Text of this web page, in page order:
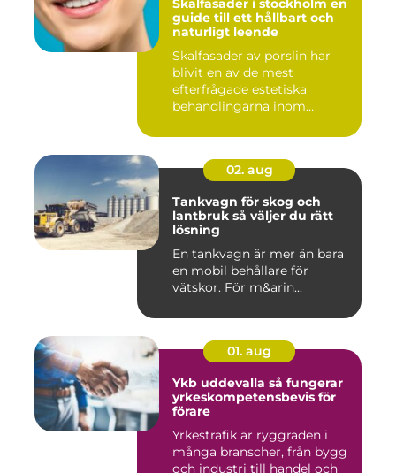
Skalfasader i stockholm en
guide till ett hållbart och
naturligt leende
Skalfasader av porslin har
blivit en av de mest
efterfrågade estetiska
behandlingarna inom
02. aug
Tankvagn för skog och
lantbruk så väljer du rätt
lösning
En tankvagn är mer än bara
en mobil behållare för
vätskor. För m&arin...
01. aug
Ykb uddevalla så fungerar
yrkeskompetensbevis för
förare
Yrkestrafik är ryggraden i
många branscher, från bygg
och industri till handel och